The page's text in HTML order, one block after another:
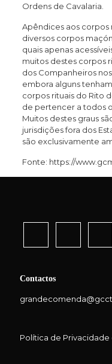
Ordens de Cavalaria.
Apêndices aos corpos
diversos corpos
quais apenas
muitos destes corpos
dos Companheiros
embora alguns
corpos rituais do Rito
de pertencer a todos
Muitos destes graus
jurisdições fora dos
são exclusivamente
Fonte: https://
Contactos
Política de Privacidade